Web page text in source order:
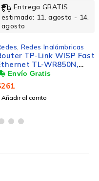
Entrega GRATIS
estimada: 11. agosto -
agosto
Redes,Redes
Router TP-Link con
Sistema de Red Wi-Fi
Malla AC1200 Deco
867 Mbit/s, 2x RJ-45,
2.4/5GHz - 3 Piezas
$
Añadir al carrito